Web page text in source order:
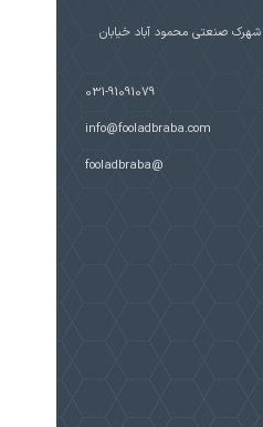
صنعتی محمود آباد خیابان
031-91091079
info@fooladbraba.com
@fooladbraba